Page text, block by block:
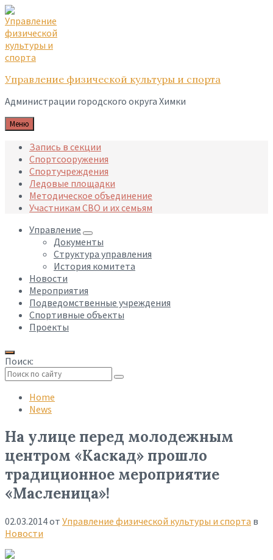
Skip
to
content
Skip
to
main
navigation
Skip
to
footer
Управление физической культуры и спорта
Администрации городского округа Химки
Меню
Запись в секции
Спортсооружения
Спортучреждения
Ледовые площадки
Методическое объединение
Участникам СВО и их семьям
Управление
Документы
Структура управления
История комитета
Новости
Мероприятия
Подведомственные учреждения
Спортивные объекты
Проекты
Поиск:
search
Home
News
На улице перед молодежным
центром «Каскад» прошло
традиционное мероприятие
«Масленица»!
02.03.2014от Управление физической культуры и спорта в
Новости